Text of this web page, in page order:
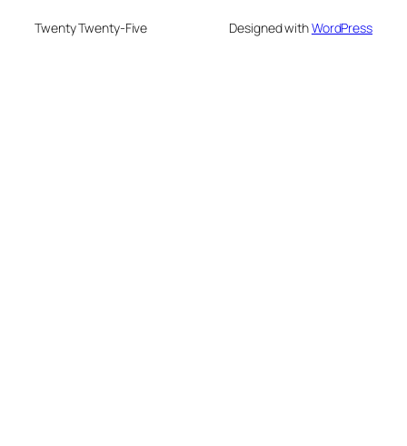
Twenty Twenty-Five Designed withWordPress